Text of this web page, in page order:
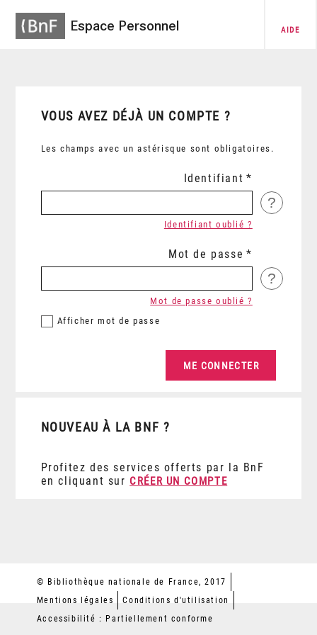
Espace Personnel AIDE
VOUS AVEZ DÉJÀ UN COMPTE ?
Les champs avec un astérisque sont obligatoires.
Identifiant
?
Identifiant oublié ?
Mot de passe
?
Afficher mot de passe
Mot de passe oublié ?
NOUVEAU À LA BNF ?
Profitez des services offerts par la BnF
en cliquant sur CRÉER UN COMPTE
© Bibliothèque nationale de France, 2017
Mentions légales
Conditions d'utilisation
Accessibilité : Partiellement conforme